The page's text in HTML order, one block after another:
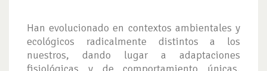
Han evolucionado en contextos ambientales y
ecológicos radicalmente distintos a los
nuestros, dando lugar a adaptaciones
fisiológicas y de comportamiento únicas.